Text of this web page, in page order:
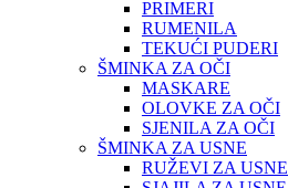
PRIMERI
RUMENILA
TEKUĆI PUDERI
ŠMINKA ZA OČI
MASKARE
OLOVKE ZA OČI
SJENILA ZA OČI
ŠMINKA ZA USNE
RUŽEVI ZA USNE